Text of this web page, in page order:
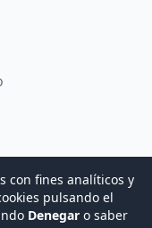
con fines analíticos y
pulsando el
Denegar o saber